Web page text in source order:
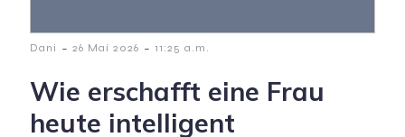
Dani - 26 Mai 2026 - 11:25 a.m.
Wie erschafft eine Frau
heute intelligent